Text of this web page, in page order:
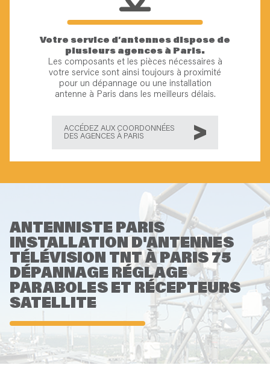
Votre service d’antennes dispose de
plusieurs agences à Paris.
Les composants et les pièces nécessaires à
votre service sont ainsi toujours à proximité
pour un dépannage ou une installation
antenne à Paris dans les meilleurs délais.
ACCÉDEZ AUX COORDONNÉES
DES AGENCES À PARIS
ANTENNISTE PARIS
INSTALLATION D'ANTENNES
TÉLÉVISION TNT À PARIS 75
DÉPANNAGE RÉGLAGE
PARABOLES ET RÉCEPTEURS
SATELLITE